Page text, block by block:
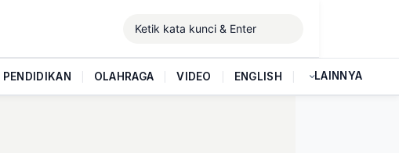
PENDIDIKAN OLAHRAGA VIDEO ENGLISH LAINNYA